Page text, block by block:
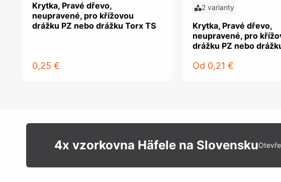
Krytka, Pravé dřevo,
neupravené, pro křížovou
drážku PZ nebo drážku Torx TS
0,25 €
2 varianty
Krytka, Pravé dřevo,
neupravené, pro
drážku PZ nebo
Od 0,21 €
4x vzorkovna Häfele na Slovensku